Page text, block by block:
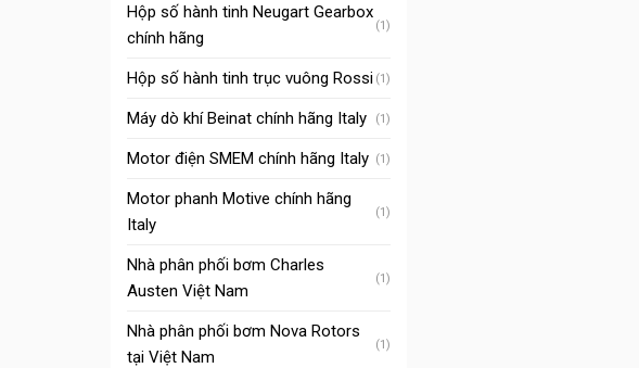
Hộp số hành tinh Neugart Gearbox
chính hãng
(1)
Hộp số hành tinh trục vuông Rossi (1)
Máy dò khí Beinat chính hãng Italy (1)
Motor điện SMEM chính hãng Italy (1)
Motor phanh Motive chính hãng
Italy
(1)
Nhà phân phối bơm Charles
Austen Việt Nam
(1)
Nhà phân phối bơm Nova Rotors
tại Việt Nam
(1)